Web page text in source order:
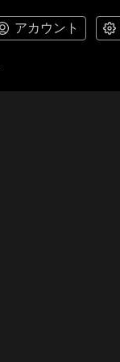
アカウント